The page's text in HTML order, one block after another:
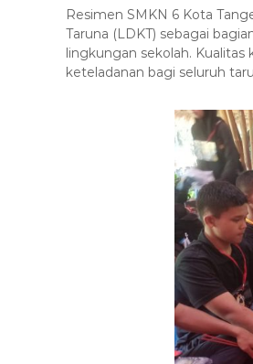
Resimen SMKN 6 Kota
Taruna (LDKT) sebagai
lingkungan sekolah.
keteladanan bagi seluruh